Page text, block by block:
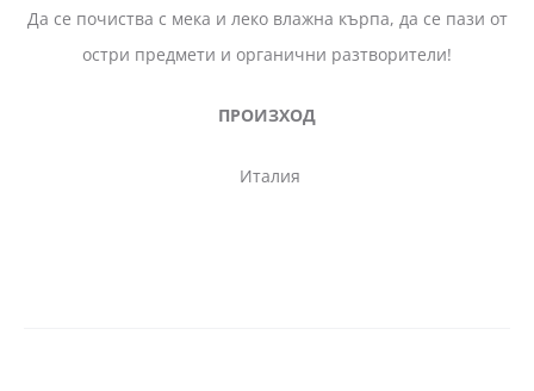
Да се почиства с мека и леко влажна кърпа, да се пази от
остри предмети и органични разтворители!
ПРОИЗХОД
Италия